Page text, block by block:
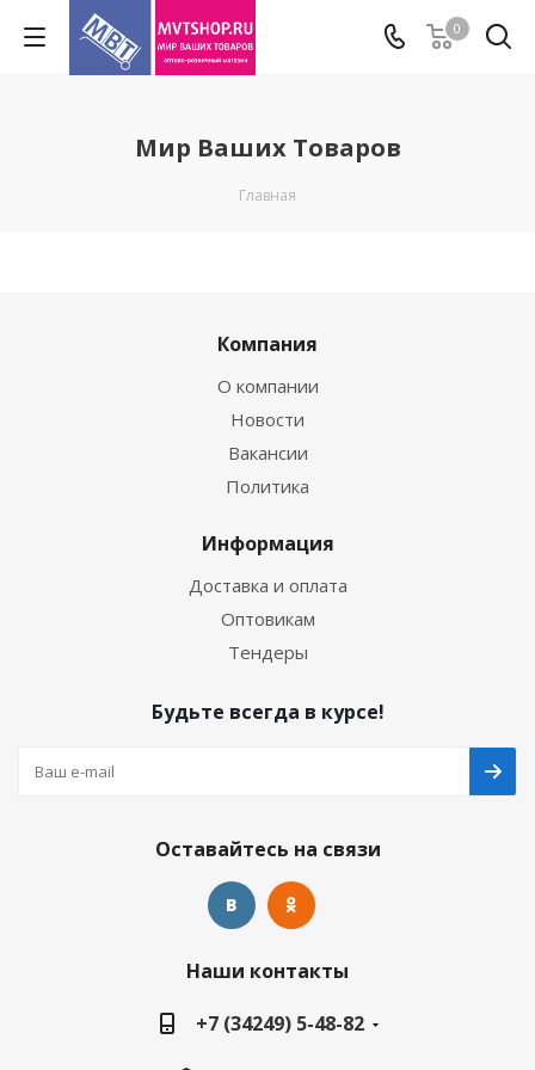
0
Мир Ваших Товаров
Главная
Компания
О компании
Новости
Вакансии
Политика
Информация
Доставка и оплата
Оптовикам
Тендеры
Будьте всегда в курсе!
Оставайтесь на связи
Наши контакты
+7 (34249) 5-48-82